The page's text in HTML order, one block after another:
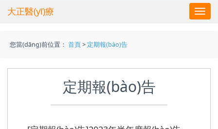
大正醫(yī)療
您當(dāng)前位置： 首頁> 定期報(bào)告
定期報(bào)告